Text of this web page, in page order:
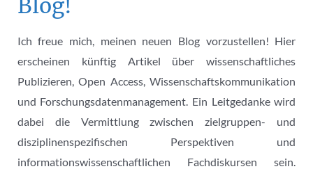
Blog!
Ich freue mich, meinen neuen Blog vorzustellen! Hier
erscheinen künftig Artikel über wissenschaftliches
Publizieren, Open Access, Wissenschaftskommunikation
und Forschungsdatenmanagement. Ein Leitgedanke wird
dabei die Vermittlung zwischen zielgruppen- und
disziplinenspezifischen Perspektiven und
informationswissenschaftlichen Fachdiskursen sein.